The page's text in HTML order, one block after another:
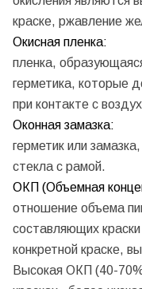
краске, ржавление
Окисная пленка:
пленка,
герметика, которые
при контакте с
Оконная замазка:
герметик или
стекла с рамой.
ОКП (Объемная
отношение объема
составляющих
конкретной краске,
Высокая ОКП (40-